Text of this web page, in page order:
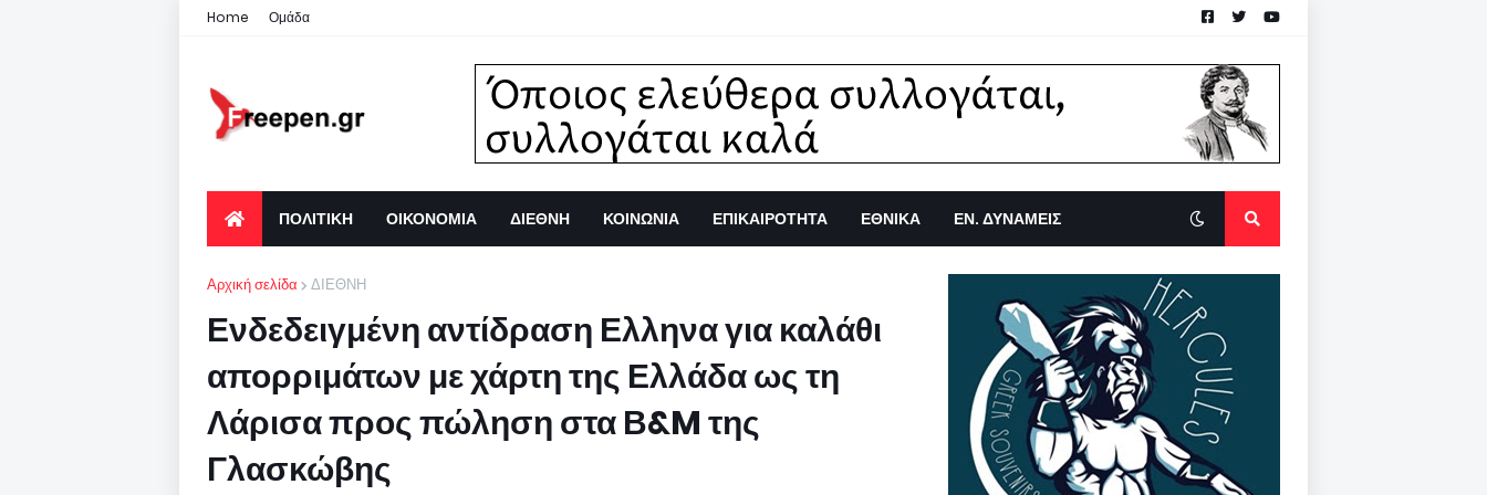
Home Ομάδα
ΠΟΛΙΤΙΚΗ ΟΙΚΟΝΟΜΙΑ ΔΙΕΘΝΗ ΚΟΙΝΩΝΙΑ ΕΠΙΚΑΙΡΟΤΗΤΑ ΕΘΝΙΚΑ ΕΝ. ΔΥΝΑΜΕΙΣ
Αρχική σελίδα ΔΙΕΘΝΗ
Ενδεδειγμένη αντίδραση Ελληνα για καλάθι
απορριμάτων με χάρτη της Ελλάδα ως τη
Λάρισα προς πώληση στα Β&M της
Γλασκώβης